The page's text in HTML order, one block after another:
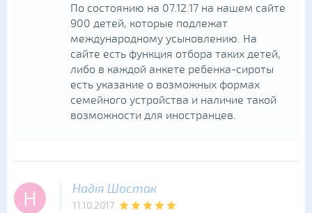
По состоянию на 07.12.17 на нашем сайте
900 детей, которые подлежат
международному усыновлению. На
сайте есть функция отбора таких детей,
либо в каждой анкете ребенка-сироты
есть указание о возможных формах
семейного устройства и наличие такой
возможности для иностранцев.
Н Надія Шостак
11.10.2017